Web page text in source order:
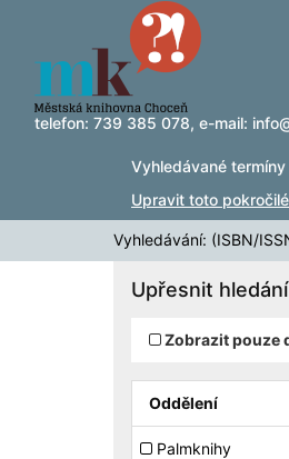
Zobrazuji výsledky1 - 3z3
Přeskočit na obsah
telefon: 739 385 078, e-mail:
Vyhledávané termíny
Upravit toto
Vyhledávání: (ISBN/
Upřesnit hledání
Zobrazit pouze
Oddělení
Palmknihy